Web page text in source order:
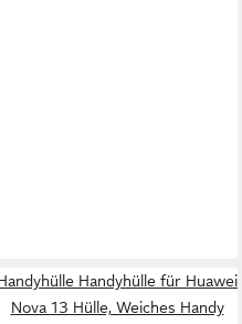
Handyhülle für Huawei
Nova 13 Hülle, Weiches Handy